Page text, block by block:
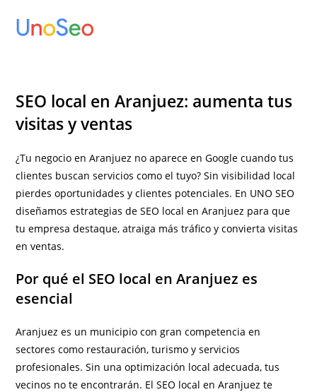
SEO local en Aranjuez: aumenta tus
visitas y ventas
¿Tu negocio en Aranjuez no aparece en Google cuando tus
clientes buscan servicios como el tuyo? Sin visibilidad local
pierdes oportunidades y clientes potenciales. En UNO SEO
diseñamos estrategias de SEO local en Aranjuez para que
tu empresa destaque, atraiga más tráfico y convierta visitas
en ventas.
Por qué el SEO local en Aranjuez es
esencial
Aranjuez es un municipio con gran competencia en
sectores como restauración, turismo y servicios
profesionales. Sin una optimización local adecuada, tus
vecinos no te encontrarán. El SEO local en Aranjuez te